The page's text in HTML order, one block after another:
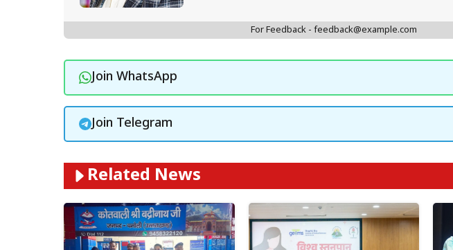
For Feedback - feedback@example.com
Join WhatsApp
Join Telegram
Related News